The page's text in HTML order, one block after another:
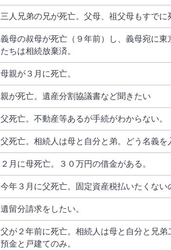
三人兄弟の兄が死亡。父母、祖父母もすでに
義母の叔母が死亡（９年前）し、義母宛に
たちは相続放棄済。
母親が３月に死亡。
親が死亡。遺産分割協議書など聞きたい
父死亡。不動産等あるが手続がわからない。
父死亡。相続人は母と自分と弟。どう名義を
２月に母死亡。３０万円の借金がある。
今年３月に父死亡。固定資産税払いたくない
遺留分請求をしたい。
父が２年前に死亡。相続人は母と自分と兄
預金と戸建てのみ。